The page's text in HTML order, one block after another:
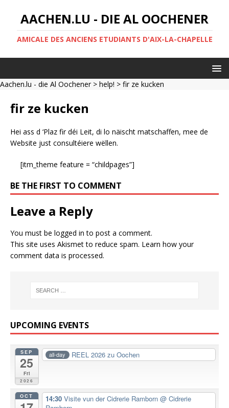
AACHEN.LU - DIE AL OOCHENER
AMICALE DES ANCIENS ETUDIANTS D'AIX-LA-CHAPELLE
Aachen.lu - die Al Oochener> help! > fir ze kucken
fir ze kucken
Hei ass d ‘Plaz fir déi Leit, di lo näischt matschaffen, mee de
Website just consultéiere wëllen.
[itm_theme feature = “childpages”]
BE THE FIRST TO COMMENT
Leave a Reply
You must be logged in to post a comment.
This site uses Akismet to reduce spam. Learn how your
comment data is processed.
UPCOMING EVENTS
SEP
25
Fri
2026
all-day REEL 2026 zu Oochen
OCT 14:30 Visite vun der Cidrerie Ramborn @ Cidrerie